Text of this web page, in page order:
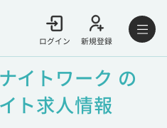
ログイン 新規登録
イトワーク の
ト求人情報